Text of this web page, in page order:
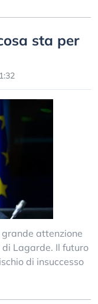
sta per
attenzione
Lagarde. Il futuro
di insuccesso